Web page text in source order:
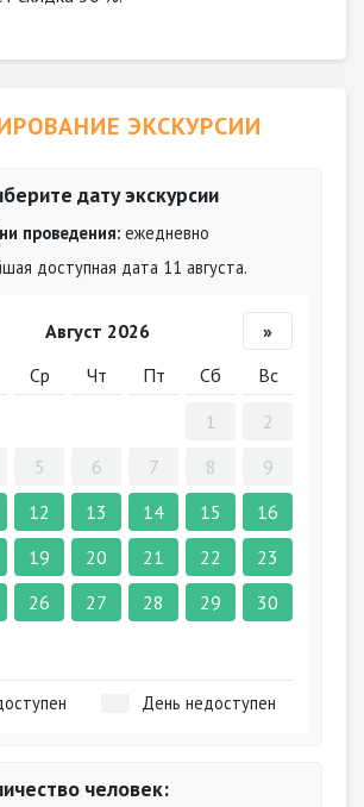
ЭКСКУРСИИ
дату экскурсии
проведения: ежедневно
доступная дата 11 августа.
Август 2026
»
Ср Чт Пт Сб
Вс
1
2
5 6 7 8
9
12 13 14 15
16
19 20 21 22
23
26 27 28 29
30
День недоступен
человек: